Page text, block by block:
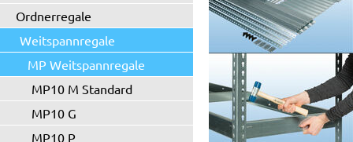
Ordnerregale
Weitspannregale
MP Weitspannregale
MP10 M Standard
MP10 G
MP10 P